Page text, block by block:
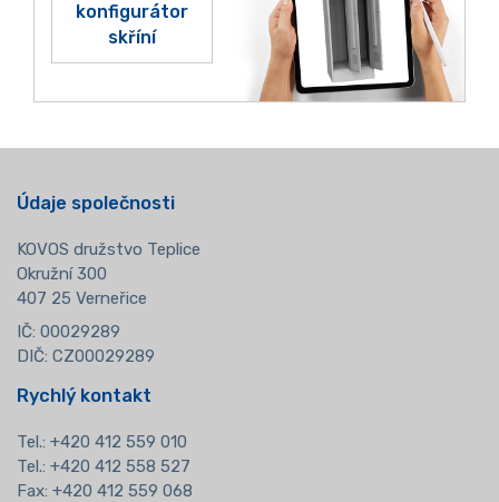
konfigurátor
skříní
Údaje společnosti
KOVOS družstvo Teplice
Okružní 300
407 25 Verneřice
IČ: 00029289
DIČ: CZ00029289
Rychlý kontakt
Tel.: +420 412 559 010
Tel.: +420 412 558 527
Fax: +420 412 559 068